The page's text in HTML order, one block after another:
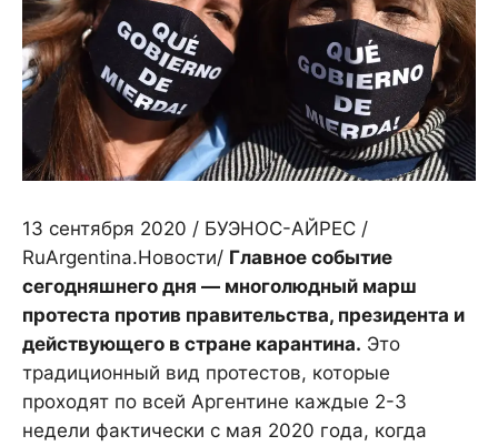
13 сентября 2020 / БУЭНОС-АЙРЕС /
RuArgentina.Новости/ Главное событие
сегодняшнего дня — многолюдный марш
протеста против правительства, президента и
действующего в стране карантина. Это
традиционный вид протестов, которые
проходят по всей Аргентине каждые 2-3
недели фактически с мая 2020 года, когда